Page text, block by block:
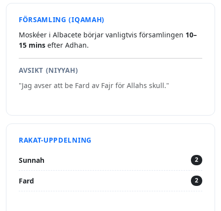
FÖRSAMLING (IQAMAH)
Moskéer i Albacete börjar vanligtvis församlingen 10–
15 mins efter Adhan.
AVSIKT (NIYYAH)
"Jag avser att be Fard av Fajr för Allahs skull."
RAKAT-UPPDELNING
Sunnah 2
Fard 2